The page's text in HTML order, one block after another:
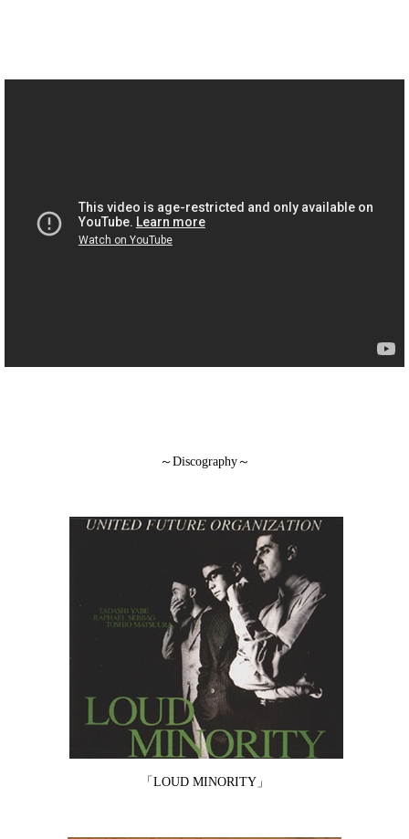
～Discography～
「LOUD MINORITY」